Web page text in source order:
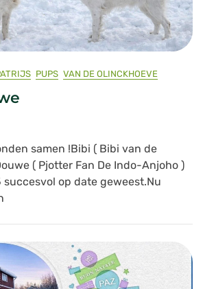
PUPS VAN DE OLINCKHOEVE
samen !Bibi ( Bibi van de
( Pjotter Fan De Indo-Anjoho )
succesvol op date geweest.Nu